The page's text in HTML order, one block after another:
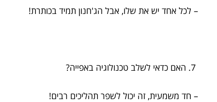
– לכל אחד יש את שלו, אבל הג'חנון תמיד בכותרת!
האם כדאי לשלב טכנולוגיה באפייה?
– חד משמעית, זה יכול לשפר תהליכים רבים!